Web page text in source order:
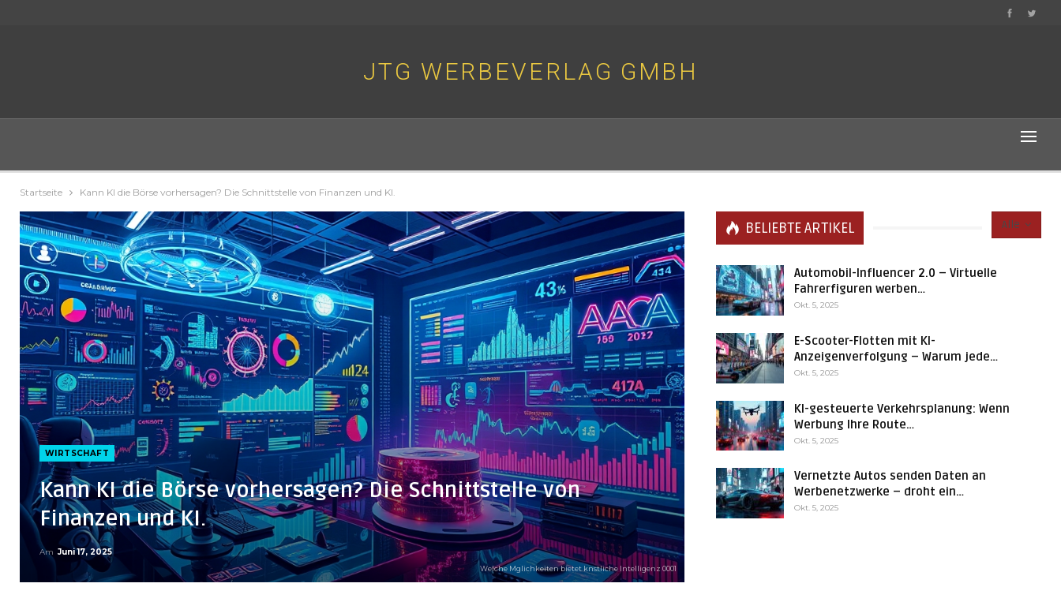
JTG WERBEVERLAG GMBH
Startseite Kann KI die Börse vorhersagen? Die Schnittstelle von Finanzen und KI.
WIRTSCHAFT
Kann KI die Börse vorhersagen? Die Schnittstelle von
Finanzen und KI.
Am Juni 17, 2025
Welche Mglichkeiten bietet knstliche Intelligenz 0001
Alle
BELIEBTE ARTIKEL
Automobil-Influencer 2.0 – Virtuelle
Fahrerfiguren werben…
Okt. 5, 2025
E-Scooter-Flotten mit KI-
Anzeigenverfolgung – Warum jede…
Okt. 5, 2025
KI-gesteuerte Verkehrsplanung: Wenn
Werbung Ihre Route…
Okt. 5, 2025
Vernetzte Autos senden Daten an
Werbenetzwerke – droht ein…
Okt. 5, 2025